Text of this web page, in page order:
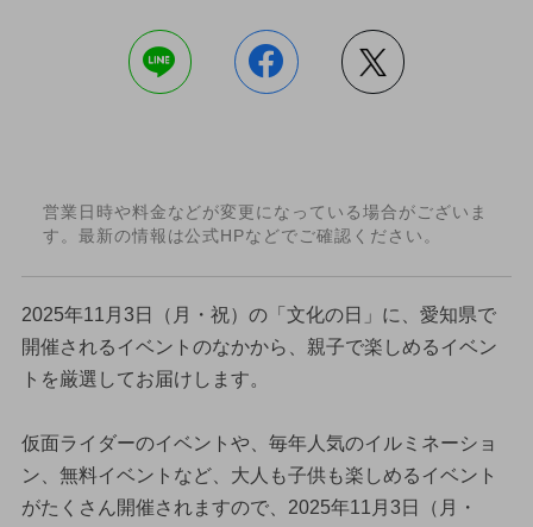
営業日時や料金などが変更になっている場合がございま
す。最新の情報は公式HPなどでご確認ください。
2025年11月3日（月・祝）の「文化の日」に、愛知県で
開催されるイベントのなかから、親子で楽しめるイベン
トを厳選してお届けします。
仮面ライダーのイベントや、毎年人気のイルミネーショ
ン、無料イベントなど、大人も子供も楽しめるイベント
がたくさん開催されますので、2025年11月3日（月・